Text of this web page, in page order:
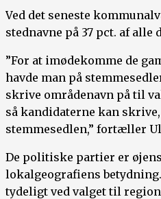
Ved det seneste
stednavne på 37 pct. af
”For at imødekomme de
havde man på
skrive områdenavn på til
så kandidaterne kan
stemmesedlen,” fortæller
De politiske partier er
lokalgeografiens
tydeligt ved valget til